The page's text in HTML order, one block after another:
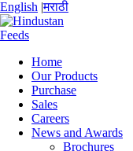
English |मराठी
Home
Our Products
Purchase
Sales
Careers
News and Awards
Brochures
Home
SUJIT ROY
S RESUME – (1)